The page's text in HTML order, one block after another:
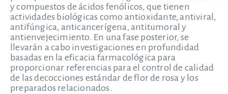
y compuestos de ácidos fenólicos, que tienen
actividades biológicas como antioxidante, antiviral,
antifúngica, anticancerígena, antitumoral y
antienvejecimiento. En una fase posterior, se
llevarán a cabo investigaciones en profundidad
basadas en la eficacia farmacológica para
proporcionar referencias para el control de calidad
de las decocciones estándar de flor de rosa y los
preparados relacionados.